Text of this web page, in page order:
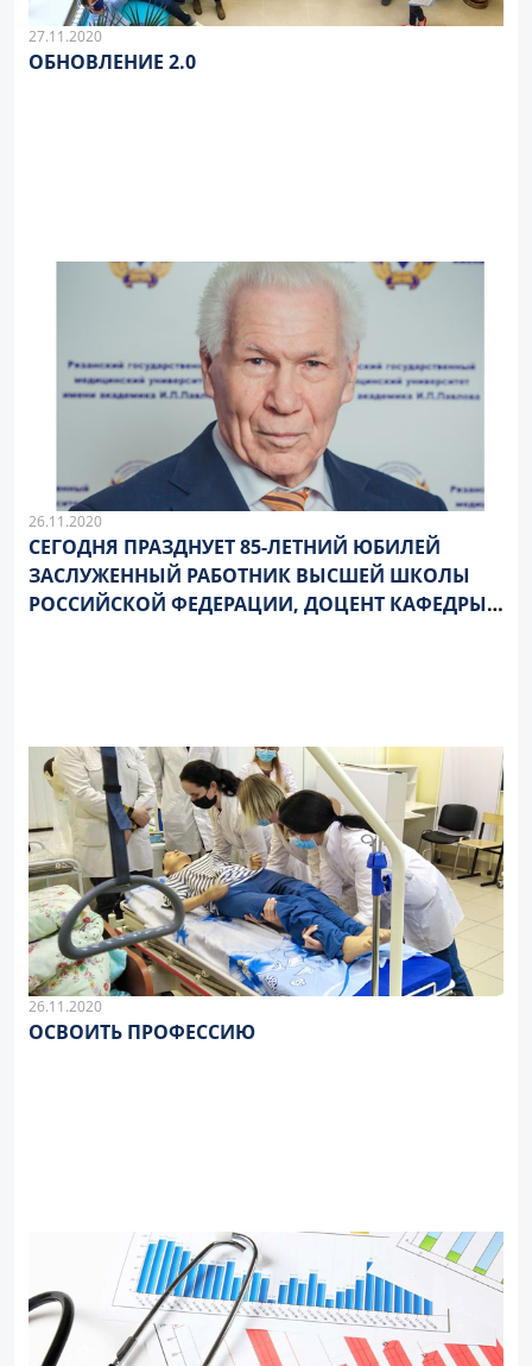
27.11.2020
ОБНОВЛЕНИЕ 2.0
26.11.2020
СЕГОДНЯ ПРАЗДНУЕТ 85-ЛЕТНИЙ ЮБИЛЕЙ
ЗАСЛУЖЕННЫЙ РАБОТНИК ВЫСШЕЙ ШКОЛЫ
РОССИЙСКОЙ ФЕДЕРАЦИИ, ДОЦЕНТ КАФЕДРЫ
26.11.2020
ОСВОИТЬ ПРОФЕССИЮ